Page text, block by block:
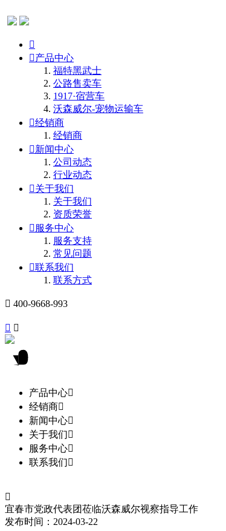

产品中心
福特黑武士
公路售卖车
1917·宿营车
沃森威尔-宠物运输车
经销商
经销商
新闻中心
公司动态
行业动态
关于我们
关于我们
资质荣誉
 服务中心
服务支持
常见问题
联系我们
联系方式
 400-9668-993
 
产品中心
经销商
新闻中心
关于我们
服务中心
联系我们

宜春市党政代表团莅临沃森威尔视察指导工作
发布时间：2024-03-22